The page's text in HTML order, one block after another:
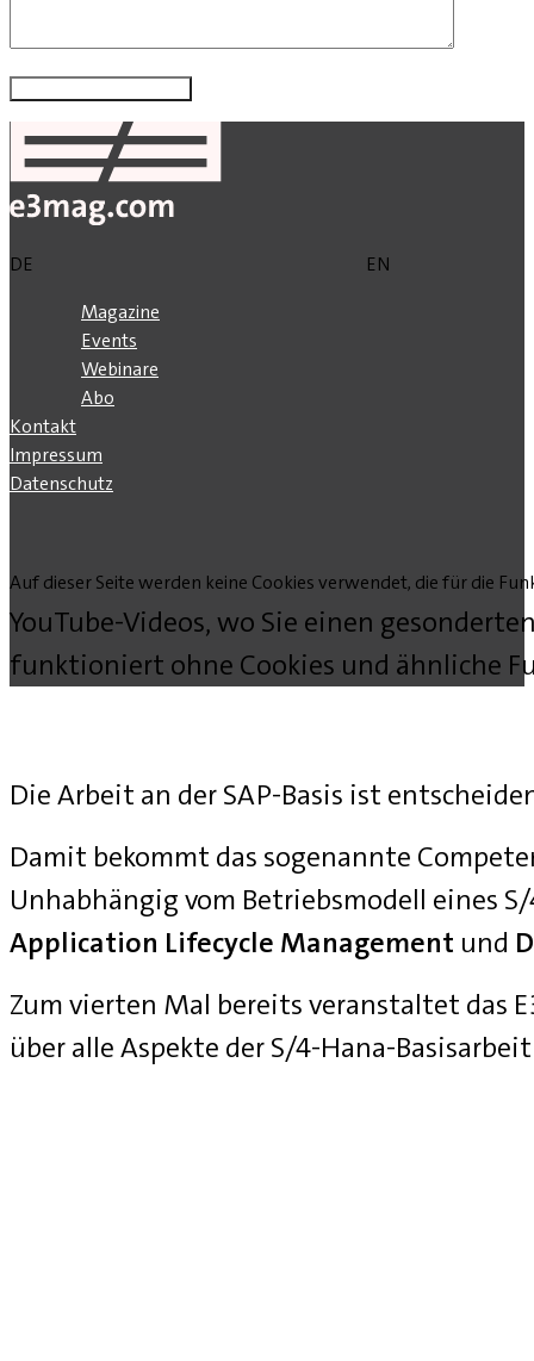
DE
EN
Magazine
Events
Webinare
Abo
Kontakt
Impressum
Datenschutz
Auf dieser Seite werden keine Cookies verwendet, die für die
YouTube-Videos, wo Sie einen
funktioniert ohne Cookies und ähnliche
Die Arbeit an der SAP-Basis ist
Damit bekommt das sogenannte
Unhabhängig vom Betriebsmodell eines
Application Lifecycle Management und
Zum vierten Mal bereits veranstaltet das
über alle Aspekte der S/4-Hana-